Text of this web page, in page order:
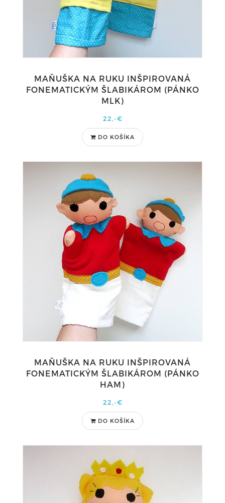
MAŇUŠKA NA RUKU INŠPIROVANÁ
FONEMATICKÝM ŠLABIKÁROM (PÁNKO
MLK)
22,-€
DO KOŠÍKA
MAŇUŠKA NA RUKU INŠPIROVANÁ
FONEMATICKÝM ŠLABIKÁROM (PÁNKO
HAM)
22,-€
DO KOŠÍKA